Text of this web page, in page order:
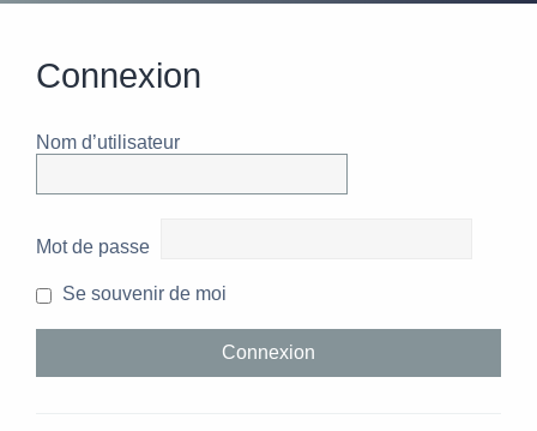
Connexion
Nom d’utilisateur
Mot de passe
Se souvenir de moi